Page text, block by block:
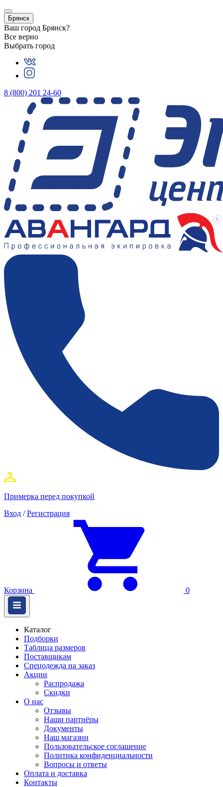
Брянск
Ваш город Брянск?
Все верно
Выбрать город
8 (800) 201 24-60
Примерка перед покупкой
Вход / Регистрация
Корзина 0
Каталог
Подборки
Таблица размеров
Поставщикам
Спецодежда на заказ
Акции
Распродажа
Скидки
О нас
Отзывы
Наши партнёры
Документы
Наш магазин
Пользовательское соглашение
Политика конфиденциальности
Вопросы и ответы
Оплата и доставка
Контакты